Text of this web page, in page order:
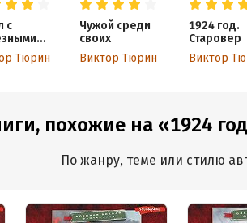
с
Тюрин
Чужой среди
своих
Виктор Тюрин
1924 год.
Старовер
Виктор
похожие на «1924
По жанру, теме или стилю